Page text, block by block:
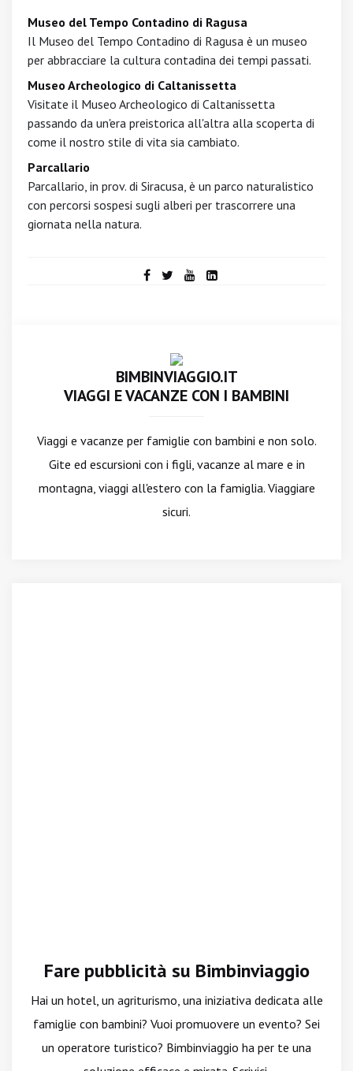
Museo del Tempo Contadino di Ragusa
Il Museo del Tempo Contadino di Ragusa è un museo
per abbracciare la cultura contadina dei tempi passati.
Museo Archeologico di Caltanissetta
Visitate il Museo Archeologico di Caltanissetta
passando da un'era preistorica all'altra alla scoperta di
come il nostro stile di vita sia cambiato.
Parcallario
Parcallario, in prov. di Siracusa, è un parco naturalistico
con percorsi sospesi sugli alberi per trascorrere una
giornata nella natura.
BIMBINVIAGGIO.IT
VIAGGI E VACANZE CON I BAMBINI
Viaggi e vacanze per famiglie con bambini e non solo.
Gite ed escursioni con i figli, vacanze al mare e in
montagna, viaggi all'estero con la famiglia. Viaggiare
sicuri.
Fare pubblicità su Bimbinviaggio
Hai un hotel, un agriturismo, una iniziativa dedicata alle
famiglie con bambini? Vuoi promuovere un evento? Sei
un operatore turistico? Bimbinviaggio ha per te una